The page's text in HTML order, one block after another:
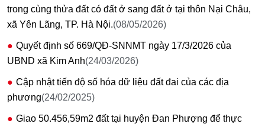
trong cùng thửa đất có đất ở sang đất ở tại thôn Nại Châu,
xã Yên Lãng, TP. Hà Nội.(08/05/2026)
Quyết định số 669/QĐ-SNNMT ngày 17/3/2026 của
UBND xã Kim Anh(24/03/2026)
Cập nhật tiến độ số hóa dữ liệu đất đai của các địa
phương(24/02/2025)
Giao 50.456,59m2 đất tại huyện Đan Phượng để thực